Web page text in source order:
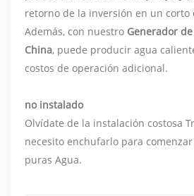
retorno de la inversión en un corto
Además, con nuestro Generador
China, puede producir agua
costos de operación adicional.
no instalado
Olvídate de la instalación costosa
necesito enchufarlo para
puras Agua.